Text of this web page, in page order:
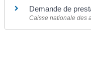
Demande de
Caisse nationale des